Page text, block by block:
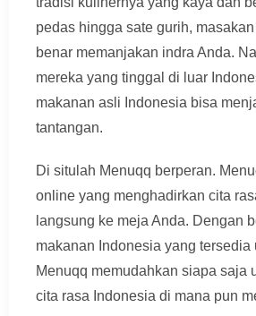
pedas hingga sate gurih,
benar memanjakan indra Anda.
mereka yang tinggal di luar
makanan asli Indonesia bisa
tantangan.
Di situlah Menuqq berperan.
online yang menghadirkan cita
langsung ke meja Anda. Dengan
makanan Indonesia yang tersedia
Menuqq memudahkan siapa saja
cita rasa Indonesia di mana pun